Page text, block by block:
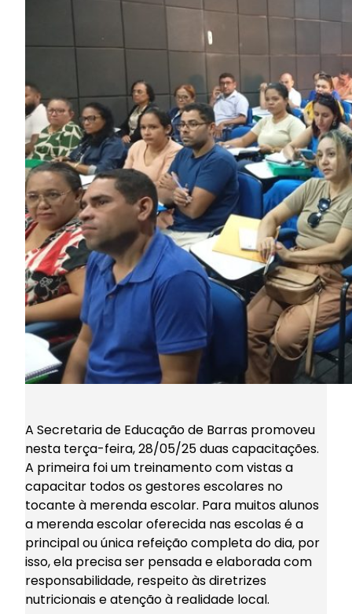
A Secretaria de Educação de Barras promoveu
nesta terça-feira, 28/05/25 duas capacitações.
A primeira foi um treinamento com vistas a
capacitar todos os gestores escolares no
tocante à merenda escolar. Para muitos alunos
a merenda escolar oferecida nas escolas é a
principal ou única refeição completa do dia, por
isso, ela precisa ser pensada e elaborada com
responsabilidade, respeito às diretrizes
nutricionais e atenção à realidade local.